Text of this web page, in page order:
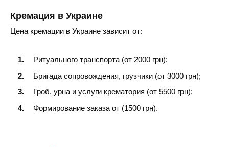
Кремация в Украине
Цена кремации в Украине зависит от:
Ритуального транспорта (от 2000 грн);
Бригада сопровождения, грузчики (от 3000 грн);
Гроб, урна и услуги крематория (от 5500 грн);
Формирование заказа от (1500 грн).